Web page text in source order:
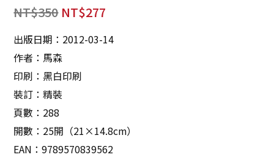
NT$350 NT$277
出版日期：2012-03-14
作者：馬森
印刷：黑白印刷
裝訂：精裝
頁數：288
開數：25開（21×14.8cm）
EAN：9789570839562